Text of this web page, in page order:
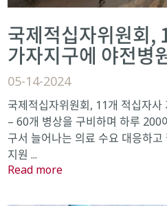
국제적십자위원회,
가자지구에 야전병
05-14-2024
국제적십자위원회, 11개 적십자
– 60개 병상을 구비하며 하루 200
구서 늘어나는 의료 수요 대응하
지원 ...
Read more